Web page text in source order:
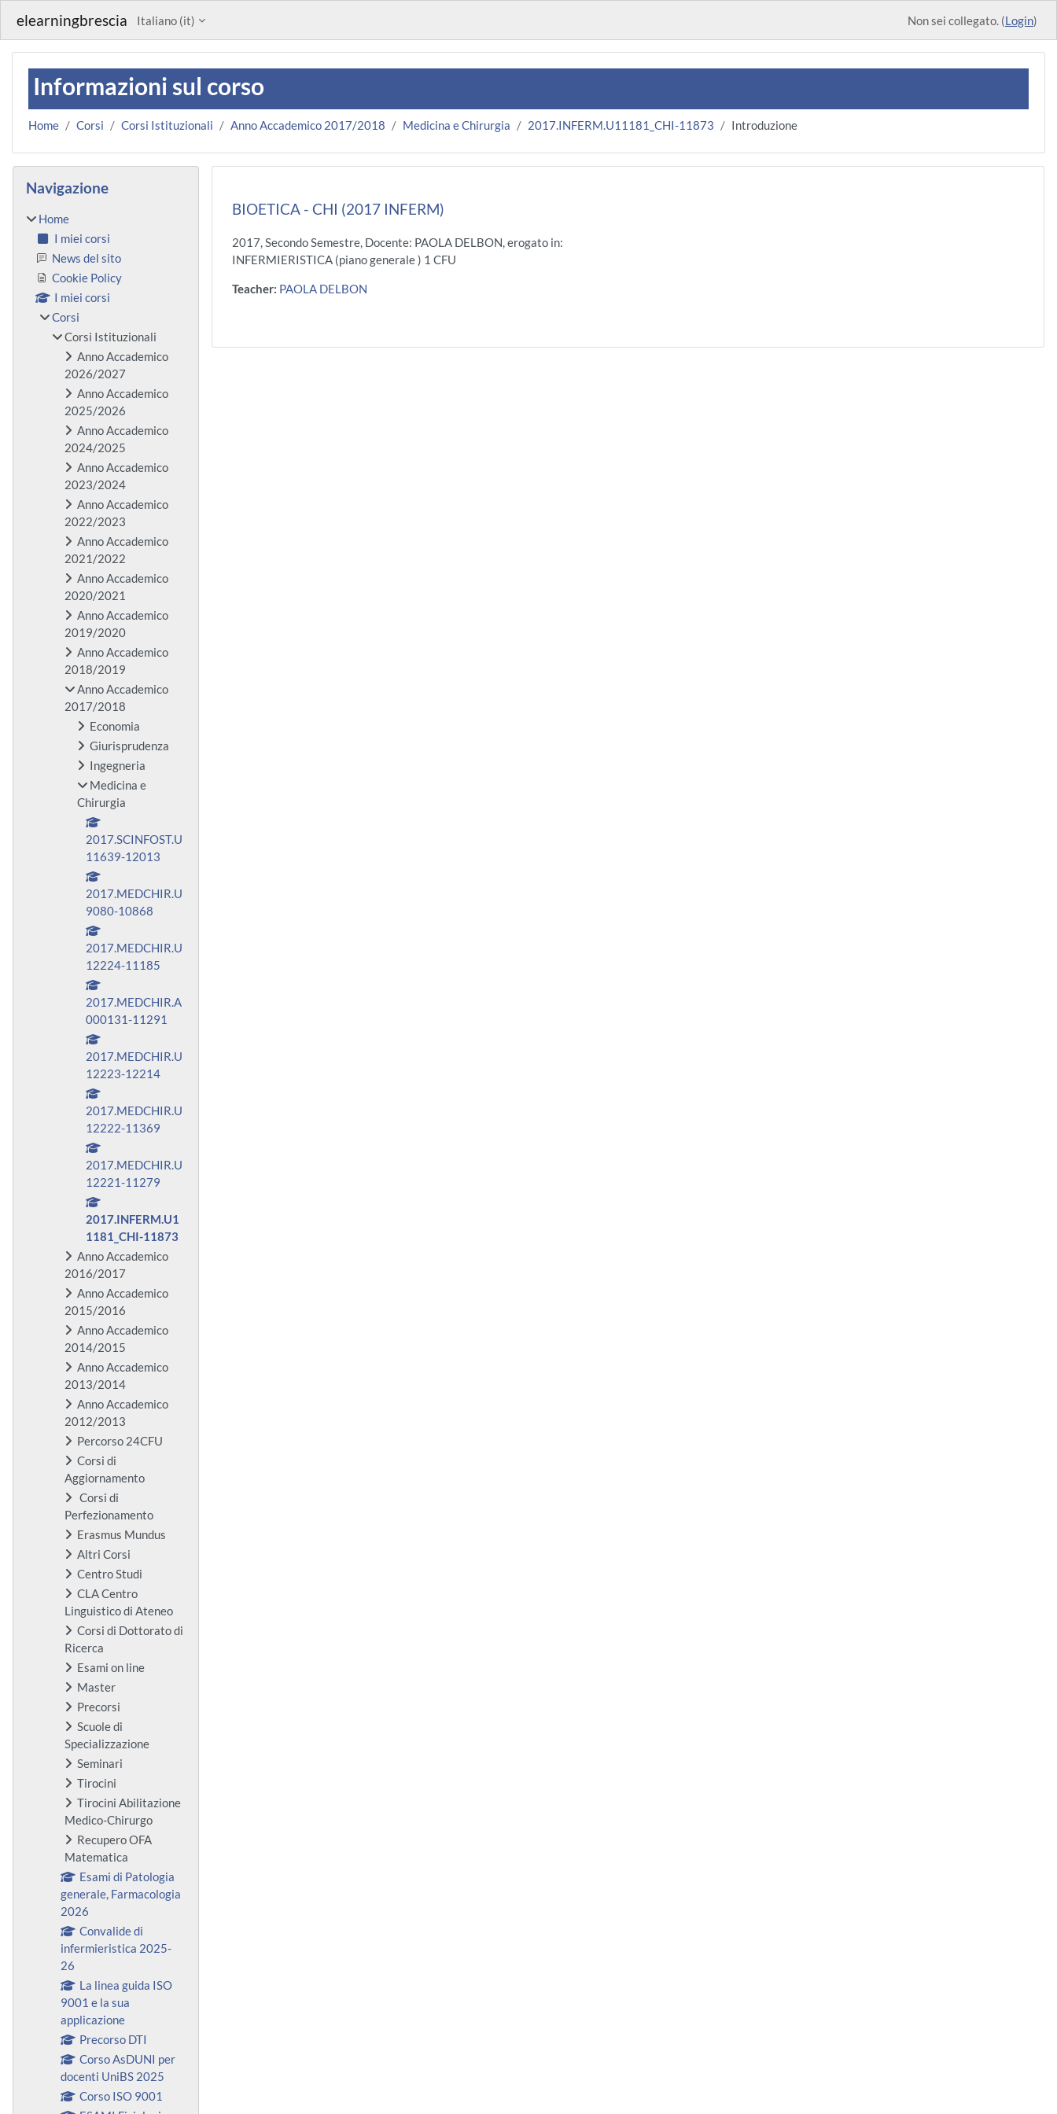
elearningbrescia Italiano ‎(it)‎ Non sei collegato. (Login)
Informazioni sul corso
Home Corsi Corsi Istituzionali Anno Accademico 2017/2018 Medicina e Chirurgia 2017.INFERM.U11181_CHI-11873 Introduzione
BIOETICA - CHI (2017 INFERM)
2017, Secondo Semestre, Docente: PAOLA DELBON, erogato in:
INFERMIERISTICA (piano generale ) 1 CFU
Teacher: PAOLA DELBON
Blocchi
Navigazione
Home
I miei corsi
News del sito
Cookie Policy
I miei corsi
Corsi
Corsi Istituzionali
Anno Accademico
2026/2027
Anno Accademico
2025/2026
Anno Accademico
2024/2025
Anno Accademico
2023/2024
Anno Accademico
2022/2023
Anno Accademico
2021/2022
Anno Accademico
2020/2021
Anno Accademico
2019/2020
Anno Accademico
2018/2019
Anno Accademico
2017/2018
Economia
Giurisprudenza
Ingegneria
Medicina e
Chirurgia
2017.SCINFOST.U
11639-12013
2017.MEDCHIR.U
9080-10868
2017.MEDCHIR.U
12224-11185
2017.MEDCHIR.A
000131-11291
2017.MEDCHIR.U
12223-12214
2017.MEDCHIR.U
12222-11369
2017.MEDCHIR.U
12221-11279
2017.INFERM.U1
1181_CHI-11873
Anno Accademico
2016/2017
Anno Accademico
2015/2016
Anno Accademico
2014/2015
Anno Accademico
2013/2014
Anno Accademico
2012/2013
Percorso 24CFU
Corsi di
Aggiornamento
Corsi di
Perfezionamento
Erasmus Mundus
Altri Corsi
Centro Studi
CLA Centro
Linguistico di Ateneo
Corsi di Dottorato di
Ricerca
Esami on line
Master
Precorsi
Scuole di
Specializzazione
Seminari
Tirocini
Tirocini Abilitazione
Medico-Chirurgo
Recupero OFA
Matematica
Esami di Patologia
generale, Farmacologia
2026
Convalide di
infermieristica 2025-
26
La linea guida ISO
9001 e la sua
applicazione
Precorso DTI
Corso AsDUNI per
docenti UniBS 2025
Corso ISO 9001